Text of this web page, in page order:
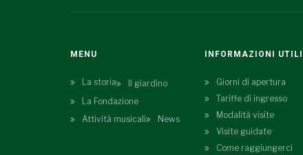
MENU
La storia
Il giardino
La Fondazione
Attività musicali
News
INFORMAZIONI UTILI
Giorni di apertura
Tariffe di ingresso
Modalità visite
Visite guidate
Come raggiungerci